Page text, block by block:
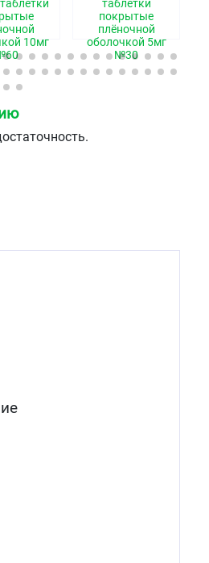
10мг
таблетки
покрытые
плёночной
оболочкой 5мг
№30